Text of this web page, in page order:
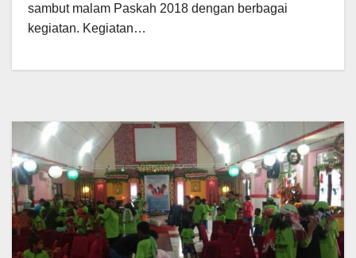
sambut malam Paskah 2018 dengan berbagai
kegiatan. Kegiatan…